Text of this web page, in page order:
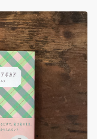
いるだけで、私は私
けでいいのかもしれ
料理家、はじめての
つき。